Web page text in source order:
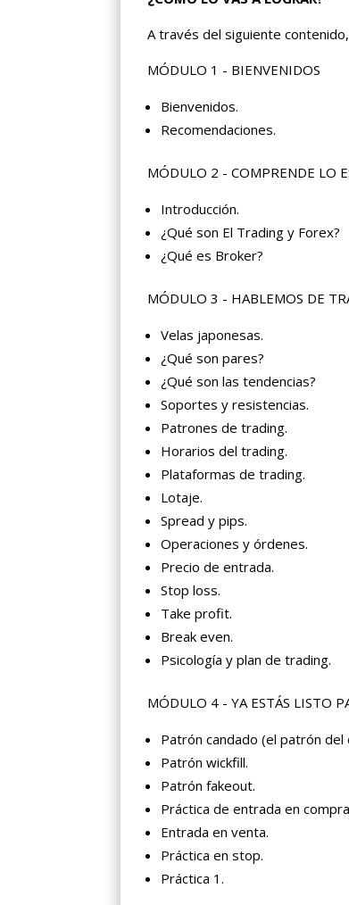
A través del siguiente
MÓDULO 1 - BIENVENIDOS
Bienvenidos.
Recomendaciones.
MÓDULO 2 - COMPRENDE LO
Introducción.
¿Qué son El Trading y Forex?
¿Qué es Broker?
MÓDULO 3 - HABLEMOS DE
Velas japonesas.
¿Qué son pares?
¿Qué son las tendencias?
Soportes y resistencias.
Patrones de trading.
Horarios del trading.
Plataformas de trading.
Lotaje.
Spread y pips.
Operaciones y órdenes.
Precio de entrada.
Stop loss.
Take profit.
Break even.
Psicología y plan de trading.
MÓDULO 4 - YA ESTÁS LISTO
Patrón candado (el patrón del
Patrón wickfill.
Patrón fakeout.
Práctica de entrada en
Entrada en venta.
Práctica en stop.
Práctica 1.